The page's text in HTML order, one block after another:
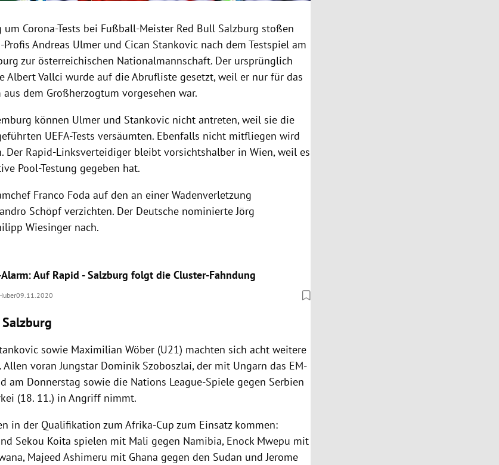
um Corona-Tests bei Fußball-Meister Red Bull Salzburg stoßen
Andreas Ulmer und Cican Stankovic nach dem Testspiel am
zur österreichischen Nationalmannschaft. Der ursprünglich
Albert Vallci wurde auf die Abrufliste gesetzt, weil er nur für das
dem Großherzogtum vorgesehen war.
können Ulmer und Stankovic nicht antreten, weil sie die
UEFA-Tests versäumten. Ebenfalls nicht mitfliegen wird
Der Rapid-Linksverteidiger bleibt vorsichtshalber in Wien, weil es
Pool-Testung gegeben hat.
Franco Foda auf den an einer Wadenverletzung
Schöpf verzichten. Der Deutsche nominierte Jörg
Wiesinger nach.
Auf Rapid - Salzburg folgt die Cluster-Fahndung
09.11.2020
sowie Maximilian Wöber (U21) machten sich acht weitere
Allen voran Jungstar Dominik Szoboszlai, der mit Ungarn das EM-
am Donnerstag sowie die Nations League-Spiele gegen Serbien
(18. 11.) in Angriff nimmt.
in der Qualifikation zum Afrika-Cup zum Einsatz kommen:
Sekou Koita spielen mit Mali gegen Namibia, Enock Mwepu mit
Majeed Ashimeru mit Ghana gegen den Sudan und Jerome